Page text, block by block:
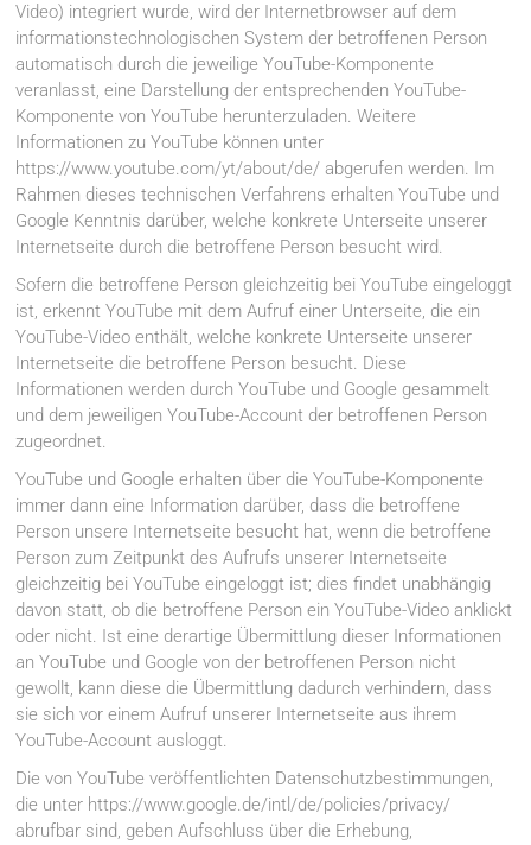
Video) integriert wurde, wird der Internetbrowser auf dem
informationstechnologischen System der betroffenen Person
automatisch durch die jeweilige YouTube-Komponente
veranlasst, eine Darstellung der entsprechenden YouTube-
Komponente von YouTube herunterzuladen. Weitere
Informationen zu YouTube können unter
https://www.youtube.com/yt/about/de/ abgerufen werden. Im
Rahmen dieses technischen Verfahrens erhalten YouTube und
Google Kenntnis darüber, welche konkrete Unterseite unserer
Internetseite durch die betroffene Person besucht wird.
Sofern die betroffene Person gleichzeitig bei YouTube eingeloggt
ist, erkennt YouTube mit dem Aufruf einer Unterseite, die ein
YouTube-Video enthält, welche konkrete Unterseite unserer
Internetseite die betroffene Person besucht. Diese
Informationen werden durch YouTube und Google gesammelt
und dem jeweiligen YouTube-Account der betroffenen Person
zugeordnet.
YouTube und Google erhalten über die YouTube-Komponente
immer dann eine Information darüber, dass die betroffene
Person unsere Internetseite besucht hat, wenn die betroffene
Person zum Zeitpunkt des Aufrufs unserer Internetseite
gleichzeitig bei YouTube eingeloggt ist; dies findet unabhängig
davon statt, ob die betroffene Person ein YouTube-Video anklickt
oder nicht. Ist eine derartige Übermittlung dieser Informationen
an YouTube und Google von der betroffenen Person nicht
gewollt, kann diese die Übermittlung dadurch verhindern, dass
sie sich vor einem Aufruf unserer Internetseite aus ihrem
YouTube-Account ausloggt.
Die von YouTube veröffentlichten Datenschutzbestimmungen,
die unter https://www.google.de/intl/de/policies/privacy/
abrufbar sind, geben Aufschluss über die Erhebung,